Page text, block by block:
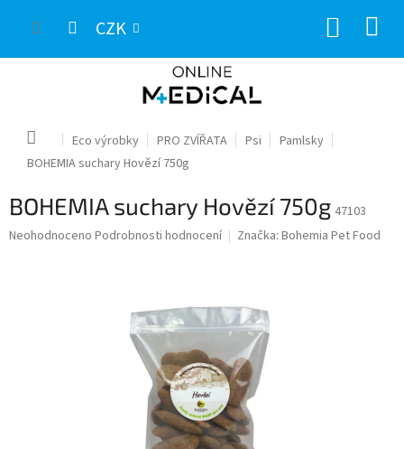
CZK
Domů Eco výrobky PRO ZVÍŘATA Psi
Pamlsky
BOHEMIA suchary Hovězí 750g
BOHEMIA suchary Hovězí 750g 47103
Průměrné
Neohodnoceno Podrobnosti hodnocení Značka: Bohemia Pet Food